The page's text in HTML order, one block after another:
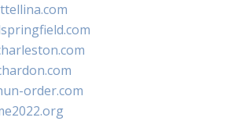
order.com